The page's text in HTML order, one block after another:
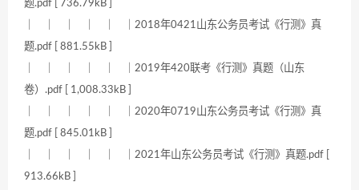
题.pdf [ 736.79kB ]
｜ ｜ ｜ ｜ ｜ ｜2018年0421山东公务员考试《行测》真
题.pdf [ 881.55kB ]
｜ ｜ ｜ ｜ ｜ ｜2019年420联考《行测》真题（山东
卷）.pdf [ 1,008.33kB ]
｜ ｜ ｜ ｜ ｜ ｜2020年0719山东公务员考试《行测》真
题.pdf [ 845.01kB ]
｜ ｜ ｜ ｜ ｜ ｜2021年山东公务员考试《行测》真题.pdf [
913.66kB ]